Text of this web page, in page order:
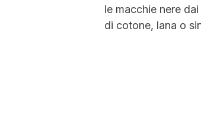
le macchie nere
di cotone, lana o